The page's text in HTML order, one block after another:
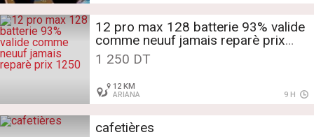
12 pro max 128 batterie 93% valide
comme neuuf jamais reparè prix
1250
1 250 DT
12 KM
ARIANA
9 H
cafetières